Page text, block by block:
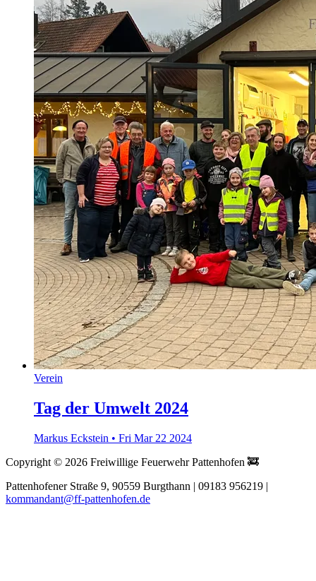
Verein
Tag der Umwelt 2024
Markus Eckstein • Fri Mar 22 2024
Copyright © 2026 Freiwillige Feuerwehr Pattenhofen 🚒
Pattenhofener Straße 9, 90559 Burgthann | 09183 956219 |
kommandant@ff-pattenhofen.de